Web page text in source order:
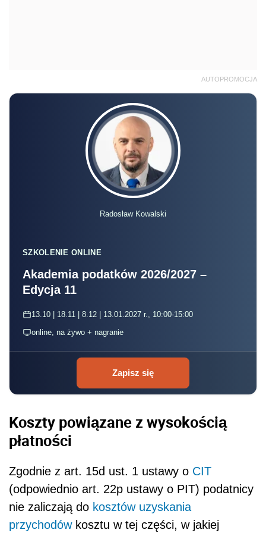
AUTOPROMOCJA
Radosław Kowalski
SZKOLENIE ONLINE
Akademia podatków 2026/2027 –
Edycja 11
13.10 | 18.11 | 8.12 | 13.01.2027 r., 10:00-15:00
online, na żywo + nagranie
Zapisz się
Koszty powiązane z wysokością
płatności
Zgodnie z art. 15d ust. 1 ustawy o CIT
(odpowiednio art. 22p ustawy o PIT) podatnicy
nie zaliczają do kosztów uzyskania
przychodówkosztu w tej części, w jakiej